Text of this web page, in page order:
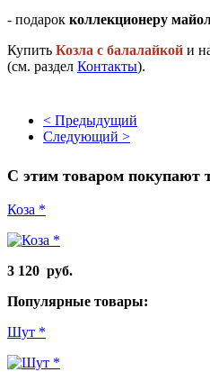
- подарок коллекционеру
Купить Козла с балалайкой и
(см. раздел Контакты).
< Предыдущий
Следующий >
С этим товаром покупают
Коза *
3 120 руб.
Популярные товары:
Шут *